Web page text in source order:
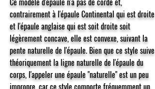
contrairement à l'épaule Continental qui est droite
et l'épaule anglaise qui est soit droite soit
légèrement concave, elle est convexe, suivant la
pente naturelle de l'épaule. Bien que ce style suive
théoriquement la ligne naturelle de l'épaule du
corps, l'appeler une épaule "naturelle" est un peu
impropre, car ce style comporte fréquemment un